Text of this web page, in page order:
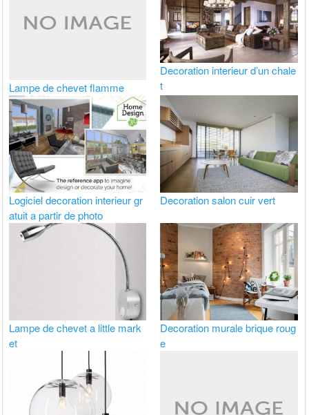
Lampe de chevet flamme
Decoration interieur d’un chale
t
Logiciel decoration interieur gr
atuit a partir de photo
Decoration salon cuir vert
Lampe de chevet a little mark
et
Decoration murale brique roug
e